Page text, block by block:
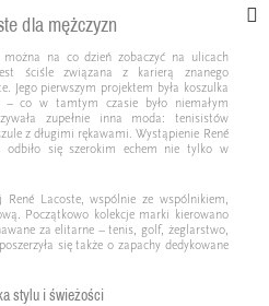
dla mężczyzn
na co dzień zobaczyć na ulicach
ściśle związana z karierą znanego
Jego pierwszym projektem była koszulka
co w tamtym czasie było niemałym
zupełnie inna moda: tenisistów
z długimi rękawami. Wystąpienie René
odbiło się szerokim echem nie tylko w
Lacoste, wspólnie ze wspólnikiem,
Początkowo kolekcje marki kierowano
za elitarne – tenis, golf, żeglarstwo,
się także o zapachy dedykowane
stylu i świeżości